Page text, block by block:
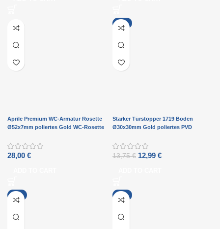
Aprile Premium WC-Armatur Rosette
Ø52x7mm poliertes Gold WC-Rosette
28,00 €
Starker Türstopper 1719 Boden
Ø30x30mm Gold poliertes PVD
13,75€ 12,99 €
-9% -8%